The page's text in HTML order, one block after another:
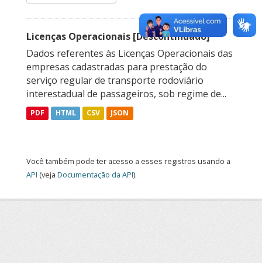
Licenças Operacionais [Descontinuado]
Dados referentes às Licenças Operacionais das
empresas cadastradas para prestação do
serviço regular de transporte rodoviário
interestadual de passageiros, sob regime de...
PDF HTML CSV JSON
Você também pode ter acesso a esses registros usando a
API (veja Documentação da API).